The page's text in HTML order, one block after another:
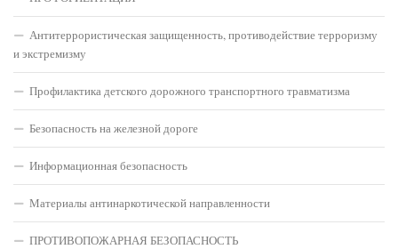
Антитеррористическая защищенность, противодействие терроризму
и экстремизму
Профилактика детского дорожного транспортного травматизма
Безопасность на железной дороге
Информационная безопасность
Материалы антинаркотической направленности
ПРОТИВОПОЖАРНАЯ БЕЗОПАСНОСТЬ